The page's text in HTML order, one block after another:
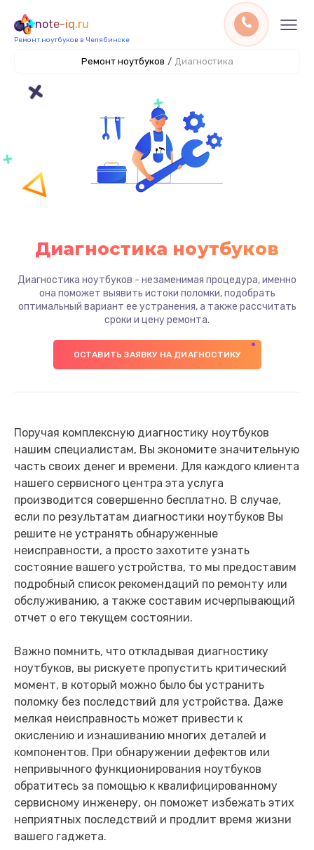
note-iq.ru
Ремонт ноутбуков в Челябинске
Ремонт ноутбуков / Диагностика
Диагностика ноутбуков
Диагностика ноутбуков - незаменимая процедура, именно
она поможет выявить истоки поломки, подобрать
оптимальный вариант ее устранения, а также рассчитать
сроки и цену ремонта.
ОСТАВИТЬ ЗАЯВКУ НА ДИАГНОСТИКУ
Поручая комплексную диагностику ноутбуков
нашим специалистам, Вы экономите значительную
часть своих денег и времени. Для каждого клиента
нашего сервисного центра эта услуга
производится совершенно бесплатно. В случае,
если по результатам диагностики ноутбуков Вы
решите не устранять обнаруженные
неисправности, а просто захотите узнать
состояние вашего устройства, то мы предоставим
подробный список рекомендаций по ремонту или
обслуживанию, а также составим исчерпывающий
отчет о его текущем состоянии.
Важно помнить, что откладывая диагностику
ноутбуков, вы рискуете пропустить критический
момент, в который можно было бы устранить
поломку без последствий для устройства. Даже
мелкая неисправность может привести к
окислению и изнашиванию многих деталей и
компонентов. При обнаружении дефектов или
непривычного функционирования ноутбуков
обратитесь за помощью к квалифицированному
сервисному инженеру, он поможет избежать этих
неприятных последствий и продлит время жизни
вашего гаджета.